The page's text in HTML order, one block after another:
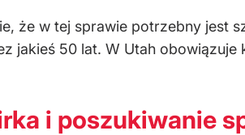
że w tej sprawie potrzebny jest
jakieś 50 lat. W Utah
i poszukiwanie